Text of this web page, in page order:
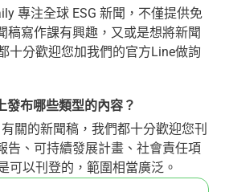
專注全球 ESG 新聞，不僅提供免
稿寫作課有興趣，又或是想將新聞
十分歡迎您加我們的官方Line做詢
發布哪些類型的內容？
關的新聞稿，我們都十分歡迎您刊
告、可持續發展計畫、社會責任項
可以刊登的，範圍相當廣泛。